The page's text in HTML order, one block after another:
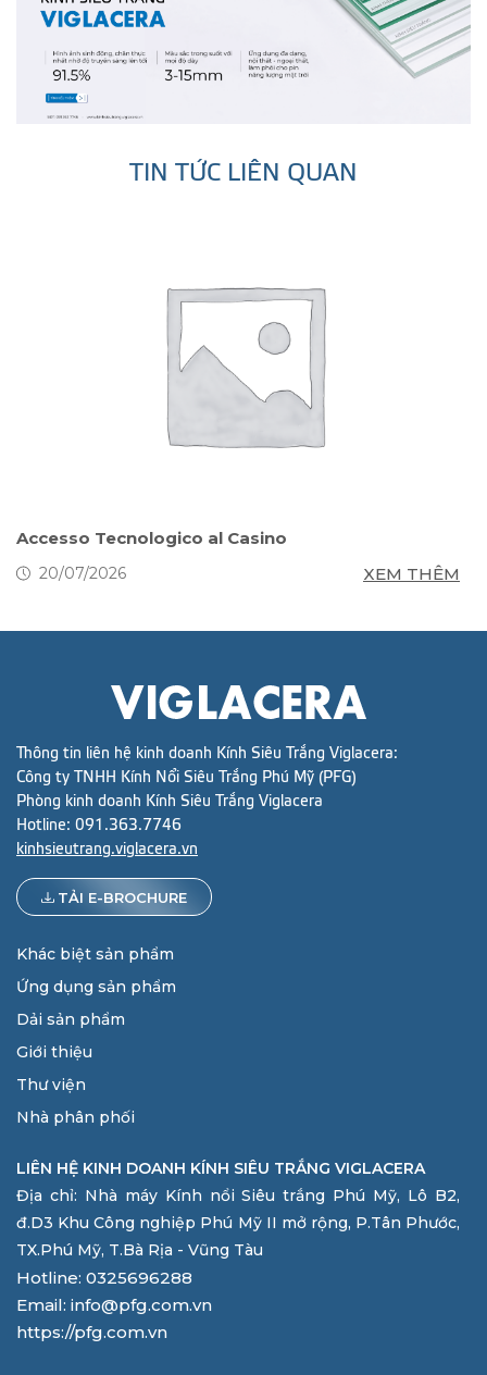
TIN TỨC LIÊN QUAN
Accesso Tecnologico al Casino
20/07/2026 XEM THÊM
Thông tin liên hệ kinh doanh Kính Siêu Trắng Viglacera:
Công ty TNHH Kính Nổi Siêu Trắng Phú Mỹ (PFG)
Phòng kinh doanh Kính Siêu Trắng Viglacera
Hotline: 091.363.7746
kinhsieutrang.viglacera.vn
TẢI E-BROCHURE
Khác biệt sản phẩm
Ứng dụng sản phẩm
Dải sản phẩm
Giới thiệu
Thư viện
Nhà phân phối
LIÊN HỆ KINH DOANH KÍNH SIÊU TRẮNG VIGLACERA
Địa chỉ: Nhà máy Kính nổi Siêu trắng Phú Mỹ, Lô B2,
đ.D3 Khu Công nghiệp Phú Mỹ II mở rộng, P.Tân Phước,
TX.Phú Mỹ, T.Bà Rịa - Vũng Tàu
Hotline: 0325696288
Email: info@pfg.com.vn
https://pfg.com.vn